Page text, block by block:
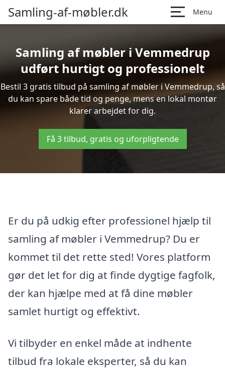
Samling-af-møbler.dk Menu
Samling af møbler i Vemmedrup
udført hurtigt og professionelt
Bestil 3 gratis tilbud på samling af møbler i Vemmedrup, så
du kan spare både tid og penge, mens en lokal montør
klarer arbejdet for dig.
Få 3 tilbud, gratis og uforpligtende
Er du på udkig efter professionel hjælp til
samling af møbler i Vemmedrup? Du er
kommet til det rette sted! Vores platform
gør det let for dig at finde dygtige fagfolk,
der kan hjælpe med at få dine møbler
samlet hurtigt og effektivt.
Vi tilbyder en enkel måde at indhente
tilbud fra lokale eksperter, så du kan